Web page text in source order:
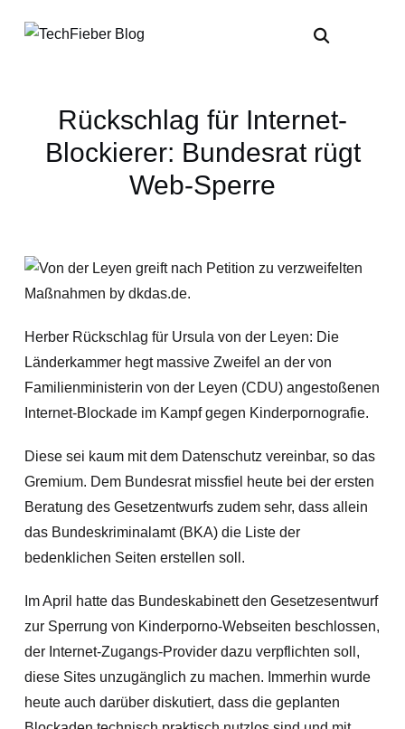
Rückschlag für Internet-
Blockierer: Bundesrat rügt
Web-Sperre
Herber Rückschlag für Ursula von der Leyen: Die
Länderkammer hegt massive Zweifel an der von
Familienministerin von der Leyen (CDU) angestoßenen
Internet-Blockade im Kampf gegen Kinderpornografie.
Diese sei kaum mit dem Datenschutz vereinbar, so das
Gremium. Dem Bundesrat missfiel heute bei der ersten
Beratung des Gesetzentwurfs zudem sehr, dass allein
das Bundeskriminalamt (BKA) die Liste der
bedenklichen Seiten erstellen soll.
Im April hatte das Bundeskabinett den Gesetzesentwurf
zur Sperrung von Kinderporno-Webseiten beschlossen,
der Internet-Zugangs-Provider dazu verpflichten soll,
diese Sites unzugänglich zu machen. Immerhin wurde
heute auch darüber diskutiert, dass die geplanten